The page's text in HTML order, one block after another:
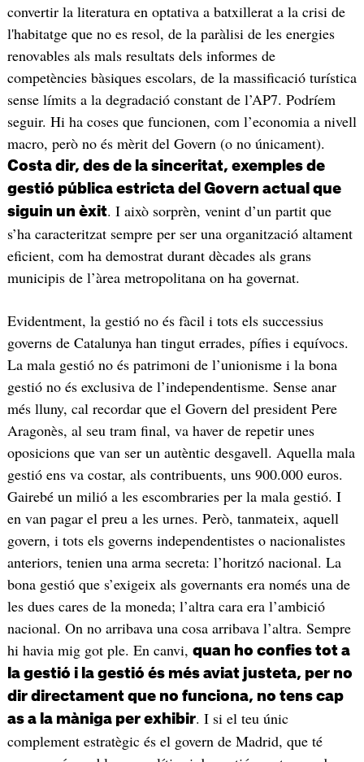
convertir la literatura en optativa a batxillerat a la crisi de
l'habitatge que no es resol, de la paràlisi de les energies
renovables als mals resultats dels informes de
competències bàsiques escolars, de la massificació turística
sense límits a la degradació constant de l’AP7. Podríem
seguir. Hi ha coses que funcionen, com l’economia a nivell
macro, però no és mèrit del Govern (o no únicament).
Costa dir, des de la sinceritat, exemples de
gestió pública estricta del Govern actual que
siguin un èxit. I això sorprèn, venint d’un partit que
s’ha caracteritzat sempre per ser una organització altament
eficient, com ha demostrat durant dècades als grans
municipis de l’àrea metropolitana on ha governat.
Evidentment, la gestió no és fàcil i tots els successius
governs de Catalunya han tingut errades, pífies i equívocs.
La mala gestió no és patrimoni de l’unionisme i la bona
gestió no és exclusiva de l’independentisme. Sense anar
més lluny, cal recordar que el Govern del president Pere
Aragonès, al seu tram final, va haver de repetir unes
oposicions que van ser un autèntic desgavell. Aquella mala
gestió ens va costar, als contribuents, uns 900.000 euros.
Gairebé un milió a les escombraries per la mala gestió. I
en van pagar el preu a les urnes. Però, tanmateix, aquell
govern, i tots els governs independentistes o nacionalistes
anteriors, tenien una arma secreta: l’horitzó nacional. La
bona gestió que s’exigeix als governants era només una de
les dues cares de la moneda; l’altra cara era l’ambició
nacional. On no arribava una cosa arribava l’altra. Sempre
hi havia mig got ple. En canvi, quan ho confies tot a
la gestió i la gestió és més aviat justeta, per no
dir directament que no funciona, no tens cap
as a la màniga per exhibir. I si el teu únic
complement estratègic és el govern de Madrid, que té